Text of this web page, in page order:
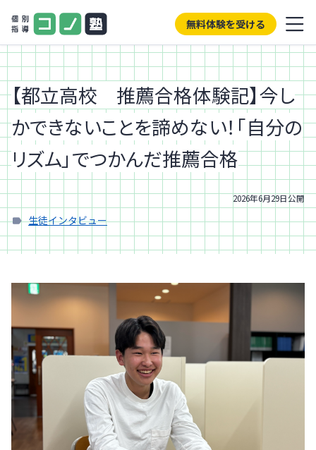
無料体験を受ける
【都立高校 推薦合格体験記】今し
かできないことを諦めない！「自分の
リズム」でつかんだ推薦合格
2026年6月29日公開
生徒インタビュー